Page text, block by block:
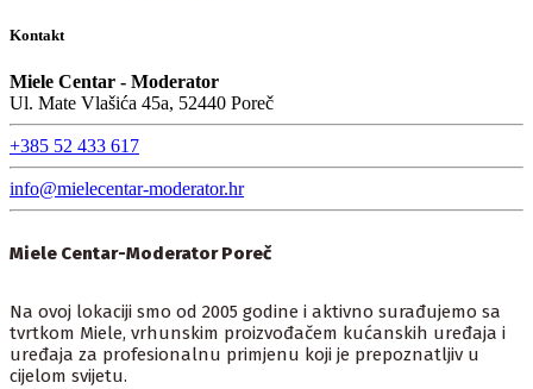
Kontakt
Miele Centar - Moderator
Ul. Mate Vlašića 45a, 52440 Poreč
+385 52 433 617
info@mielecentar-moderator.hr
Miele Centar-Moderator Poreč
Na ovoj lokaciji smo od 2005 godine i aktivno surađujemo sa
tvrtkom Miele, vrhunskim proizvođačem kućanskih uređaja i
uređaja za profesionalnu primjenu koji je prepoznatljiv u
cijelom svijetu.